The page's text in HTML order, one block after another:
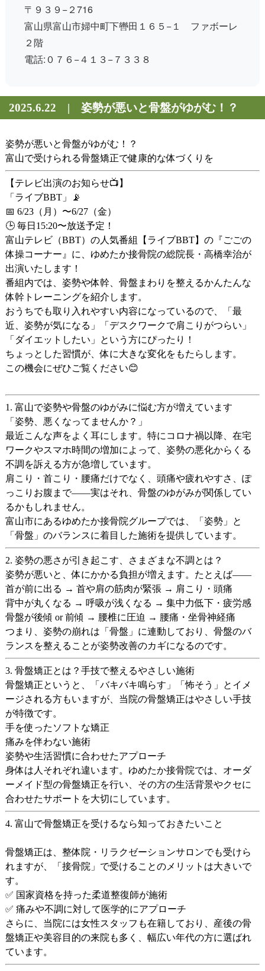
〒９３９−２716
富山県富山市婦中町下轡田１６５−１ ファボーレ
２階
電話:０７６−４１３−７３３８
2025.6.22 | 姿勢が悪いと骨盤がゆがむ！？
姿勢が悪いと骨盤がゆがむ！？
富山で受けられる骨盤矯正で健康的な体づくりを
【テレビ出演のお知らせ📺】
「ライブBBT」📡
📅 6/23（月）〜6/27（金）
🕒 毎日15:20〜放送予定！
富山テレビ（BBT）の人気番組【ライブBBT】の『ごごの
体操コーナー』に、ゆめたか接骨院の総院長・高橋幸治が
出演いたします！
番組内では、姿勢や体幹、骨盤まわりを整えるかんたんな
体幹トレーニングを紹介します。
おうちでも取り入れやすい内容になっているので、「最
近、姿勢が気になる」「デスクワークで肩こりがつらい」
「ダイエットしたい」という方にぴったり！
ちょっとした習慣が、体に大きな変化をもたらします。
この機会にぜひご覧ください😊
1. 富山で姿勢や骨盤のゆがみに悩む方が増えています
「姿勢、悪くなってませんか？」
最近こんな声をよく耳にします。特にコロナ禍以降、在宅
ワークやスマホ時間の増加によって、 姿勢の悪化からくる
不調 を訴える方が急増しています。
肩こり・首こり・腰痛だけでなく、頭痛や疲れやすさ、ぽ
っこりお腹まで——実はそれ、 骨盤のゆがみが関係してい
るかもしれません。
富山市にあるゆめたか接骨院グループでは、「姿勢」と
「骨盤」のバランスに着目した施術を提供しています。
2. 姿勢の悪さが引き起こす、さまざまな不調とは？
姿勢が悪いと、体にかかる負担が増えます。たとえば——
首が前に出る → 首や肩の筋肉が緊張 → 肩こり・頭痛
背中が丸くなる → 呼吸が浅くなる → 集中力低下・疲労感
骨盤が後傾 or 前傾 → 腰椎に圧迫 → 腰痛・坐骨神経痛
つまり、姿勢の崩れは「骨盤」に連動しており、 骨盤のバ
ランスを整えることが姿勢改善のカギになるのです。
3. 骨盤矯正とは？手技で整えるやさしい施術
骨盤矯正というと、「バキバキ鳴らす」「怖そう」とイメ
ージされる方もいますが、当院の骨盤矯正はやさしい手技
が特徴です。
手を使ったソフトな矯正
痛みを伴わない施術
姿勢や生活習慣に合わせたアプローチ
身体は人それぞれ違います。ゆめたか接骨院では、 オーダ
ーメイド型の骨盤矯正を行い、その方の生活背景やクセに
合わせたサポートを大切にしています。
4. 富山で骨盤矯正を受けるなら知っておきたいこと
骨盤矯正は、整体院・リラクゼーションサロンでも受けら
れますが、「接骨院」で受けることのメリットは大きいで
す。
✅ 国家資格を持った柔道整復師が施術
✅ 痛みや不調に対して医学的にアプローチ
さらに、当院には女性スタッフも在籍しており、 産後の骨
盤矯正や美容目的の来院も多く
、幅広い年代の方に選ばれ
ています。